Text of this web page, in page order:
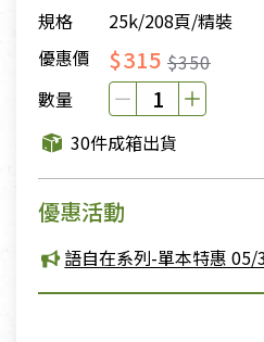
規格
25k/208頁/精裝
優惠價
$315 $350
數量
30件成箱出貨
優惠活動
語自在系列-單本特惠 05/